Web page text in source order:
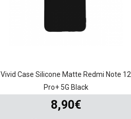
Vivid Case Silicone Matte Redmi Note 12
Pro+ 5G Black
8,90€